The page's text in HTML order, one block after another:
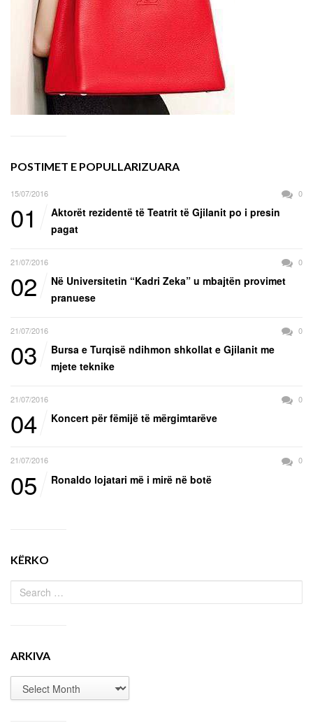
POSTIMET E POPULLARIZUARA
15/07/2016 0
01
Aktorët rezidentë të Teatrit të Gjilanit po i presin
pagat
21/07/2016 0
02
Në Universitetin “Kadri Zeka” u mbajtën provimet
pranuese
21/07/2016 0
03
Bursa e Turqisë ndihmon shkollat e Gjilanit me
mjete teknike
21/07/2016 0
04 Koncert për fëmijë të mërgimtarëve
21/07/2016 0
05 Ronaldo lojatari më i mirë në botë
KËRKO
ARKIVA